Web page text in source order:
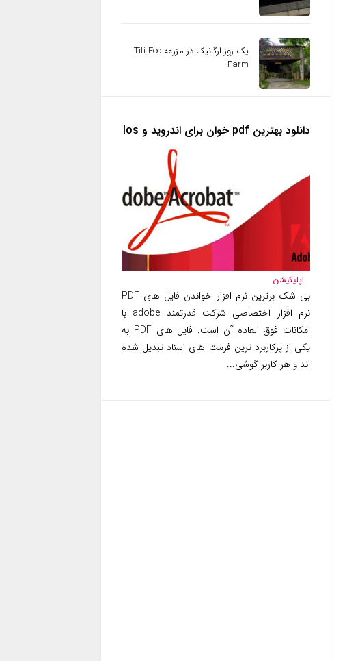
یک روز ارگانیک در مزرعه Titi Eco
Farm
دانلود بهترین pdf خوان برای اندروید و Ios
اپلیکیشن
بی شک برترین نرم افزار خواندن فایل های PDF
نرم افزار اختصاصی شرکت قدرتمند adobe با
امکانات فوق العاده آن است. فایل های PDF به
یکی از پرکاربرد ترین فرمت های اسناد تبدیل شده
اند و هر کاربر گوشی...